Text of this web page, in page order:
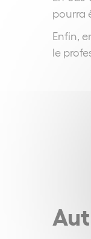
pourra
Enfin,
le